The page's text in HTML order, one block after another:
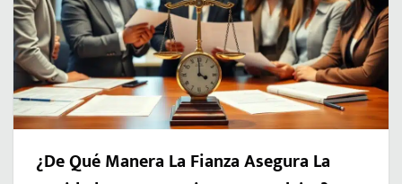
¿De Qué Manera La Fianza Asegura La